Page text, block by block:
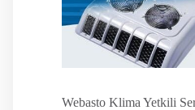
Webasto Klima Yetkili